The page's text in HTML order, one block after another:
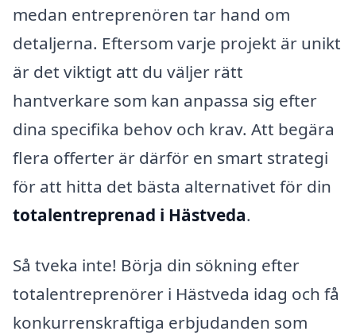
medan entreprenören tar hand om
detaljerna. Eftersom varje projekt är unikt
är det viktigt att du väljer rätt
hantverkare som kan anpassa sig efter
dina specifika behov och krav. Att begära
flera offerter är därför en smart strategi
för att hitta det bästa alternativet för din
totalentreprenad i Hästveda.
Så tveka inte! Börja din sökning efter
totalentreprenörer i Hästveda idag och få
konkurrenskraftiga erbjudanden som